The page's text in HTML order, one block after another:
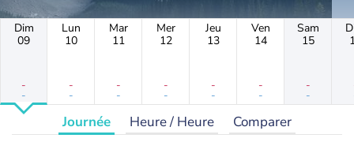
Dim
09
-
-
Lun
10
-
-
Mar
11
-
-
Mer
12
-
-
Jeu
13
-
-
Ven
14
-
-
Sam
15
-
-
Journée Heure / Heure Comparer